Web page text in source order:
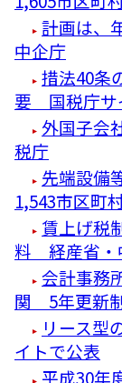
計画は、
中企庁
措法40条
要 国税庁サ
外国子会
税庁
先端設備
1,543市区町
賃上げ税
料 経産省・
会計事務
関 5年更新
リース型
イトで公表
平成30年